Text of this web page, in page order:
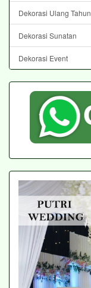
Dekorasi Ulang Tahun
Dekorasi Sunatan
Dekorasi Event